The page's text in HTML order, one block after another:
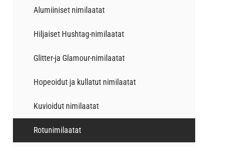
Alumiiniset nimilaatat
Hiljaiset Hushtag-nimilaatat
Glitter-ja Glamour-nimilaatat
Hopeoidut ja kullatut nimilaatat
Kuvioidut nimilaatat
Rotunimilaatat